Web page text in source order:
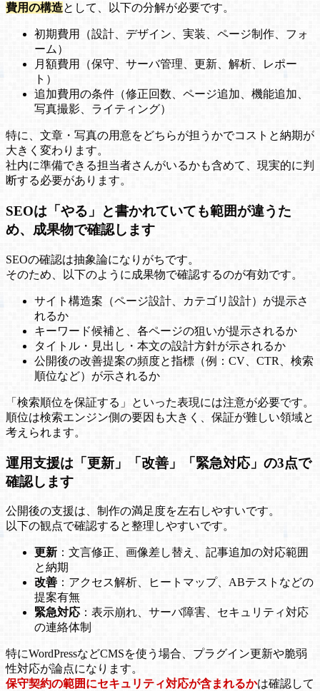
費用の構造として、以下の分解が必要です。
初期費用（設計、デザイン、実装、ページ制作、フォ
ーム）
月額費用（保守、サーバ管理、更新、解析、レポー
ト）
追加費用の条件（修正回数、ページ追加、機能追加、
写真撮影、ライティング）
特に、文章・写真の用意をどちらが担うかでコストと納期が
大きく変わります。
社内に準備できる担当者さんがいるかも含めて、現実的に判
断する必要があります。
SEOは「やる」と書かれていても範囲が違うた
め、成果物で確認します
SEOの確認は抽象論になりがちです。
そのため、以下のように成果物で確認するのが有効です。
サイト構造案（ページ設計、カテゴリ設計）が提示さ
れるか
キーワード候補と、各ページの狙いが提示されるか
タイトル・見出し・本文の設計方針が示されるか
公開後の改善提案の頻度と指標（例：CV、CTR、検索
順位など）が示されるか
「検索順位を保証する」といった表現には注意が必要です。
順位は検索エンジン側の要因も大きく、保証が難しい領域と
考えられます。
運用支援は「更新」「改善」「緊急対応」の3点で
確認します
公開後の支援は、制作の満足度を左右しやすいです。
以下の観点で確認すると整理しやすいです。
更新 ：文言修正、画像差し替え、記事追加の対応範囲
と納期
改善 ：アクセス解析、ヒートマップ、ABテストなどの
提案有無
緊急対応：表示崩れ、サーバ障害、セキュリティ対応
の連絡体制
特にWordPressなどCMSを使う場合、プラグイン更新や脆弱
性対応が論点になります。
保守契約の範囲にセキュリティ対応が含まれるかは確認して